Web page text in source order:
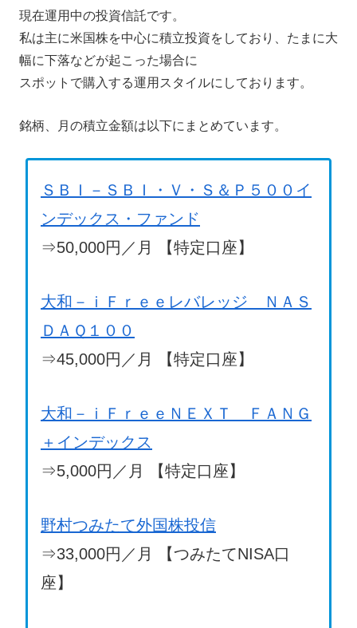
現在運用中の投資信託です。
私は主に米国株を中心に積立投資をしており、たまに大
幅に下落などが起こった場合に
スポットで購入する運用スタイルにしております。
銘柄、月の積立金額は以下にまとめています。
ＳＢＩ－ＳＢＩ・Ｖ・Ｓ＆Ｐ５００イ
ンデックス・ファンド
⇒50,000円／月 【特定口座】
大和－ｉＦｒｅｅレバレッジ ＮＡＳ
ＤＡＱ１００
⇒45,000円／月 【特定口座】
大和－ｉＦｒｅｅＮＥＸＴ ＦＡＮＧ
＋インデックス
⇒5,000円／月 【特定口座】
野村つみたて外国株投信
⇒33,000円／月 【つみたてNISA口
座】